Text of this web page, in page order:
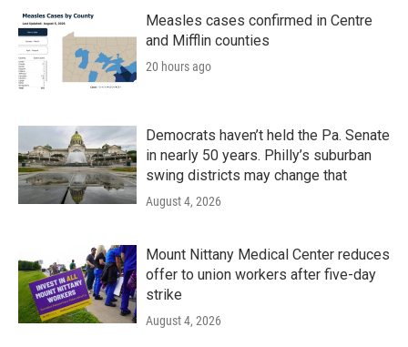
Measles cases confirmed in Centre
and Mifflin counties
20 hours ago
Democrats haven’t held the Pa. Senate
in nearly 50 years. Philly’s suburban
swing districts may change that
August 4, 2026
Mount Nittany Medical Center reduces
offer to union workers after five-day
strike
August 4, 2026